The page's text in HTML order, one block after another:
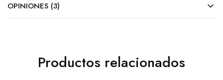
OPINIONES (3)
Productos relacionados